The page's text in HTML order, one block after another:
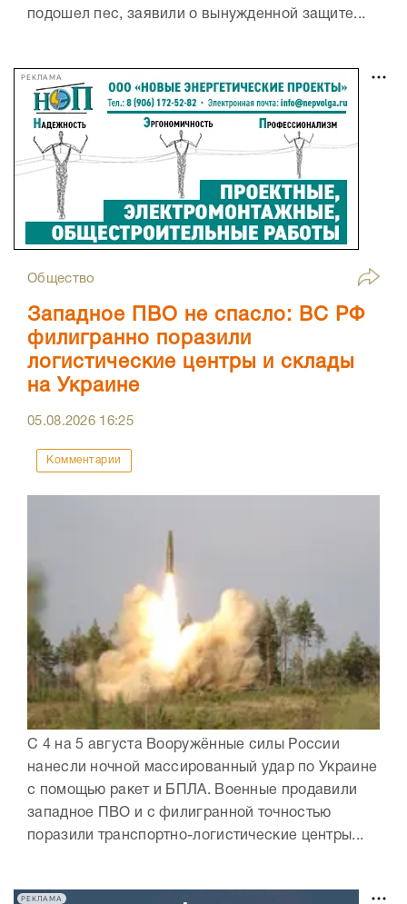
подошел пес, заявили о вынужденной защите...
РЕКЛАМА
Общество
Западное ПВО не спасло: ВС РФ
филигранно поразили
логистические центры и склады
на Украине
05.08.2026 16:25
Комментарии
С 4 на 5 августа Вооружённые силы России
нанесли ночной массированный удар по Украине
с помощью ракет и БПЛА. Военные продавили
западное ПВО и с филигранной точностью
поразили транспортно-логистические центры...
РЕКЛАМА